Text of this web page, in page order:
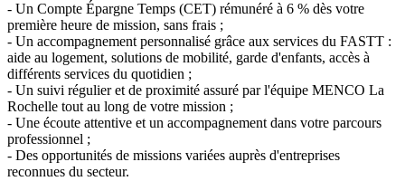
- Un Compte Épargne Temps (CET) rémunéré à 6 % dès votre
première heure de mission, sans frais ;
- Un accompagnement personnalisé grâce aux services du FASTT :
aide au logement, solutions de mobilité, garde d'enfants, accès à
différents services du quotidien ;
- Un suivi régulier et de proximité assuré par l'équipe MENCO La
Rochelle tout au long de votre mission ;
- Une écoute attentive et un accompagnement dans votre parcours
professionnel ;
- Des opportunités de missions variées auprès d'entreprises
reconnues du secteur.